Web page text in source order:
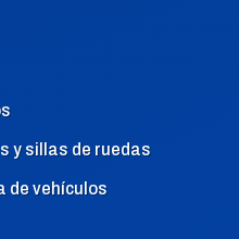
y sillas de ruedas
de vehículos